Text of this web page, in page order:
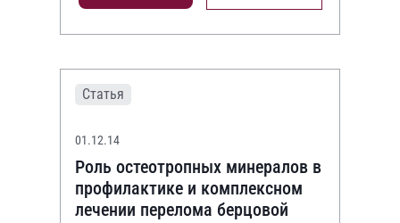
Статья
01.12.14
Роль остеотропных минералов в
профилактике и комплексном
лечении перелома берцовой